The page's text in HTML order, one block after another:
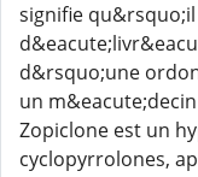
signifie
d&rsquo;une
un
Zopiclone est un
cyclopyrrolones,